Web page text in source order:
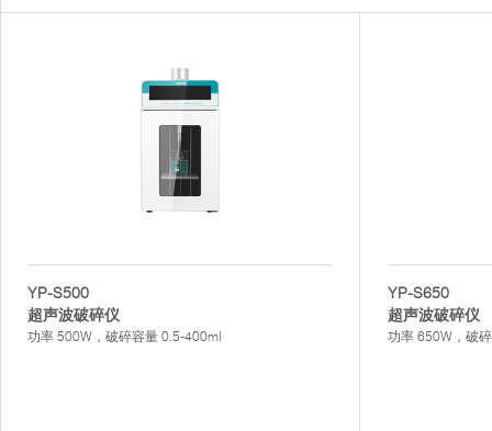
YP-S500
超声波破碎仪
功率 500W，破碎容量 0.5-400ml
YP-S650
超声波破碎仪
功率 650W，破